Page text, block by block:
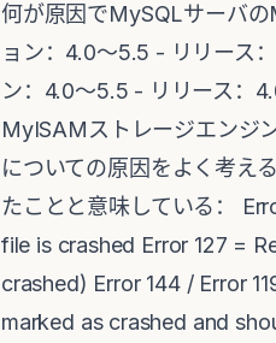
何が原因でMySQLサーバ
ョン：4.0〜5.5 - リリース
ン：4.0〜5.5 - リリース：
MyISAMストレージエンジ
についての原因をよく考え
たことと意味している：
file is crashed Error 127 =
crashed) Error 144 / Error
marked as crashed and